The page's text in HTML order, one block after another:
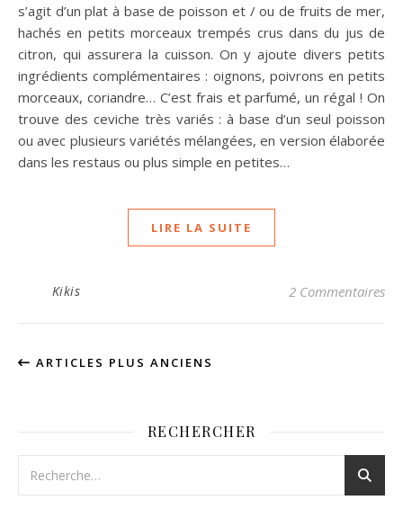
s’agit d’un plat à base de poisson et / ou de fruits de mer,
hachés en petits morceaux trempés crus dans du jus de
citron, qui assurera la cuisson. On y ajoute divers petits
ingrédients complémentaires : oignons, poivrons en petits
morceaux, coriandre… C’est frais et parfumé, un régal ! On
trouve des ceviche très variés : à base d’un seul poisson
ou avec plusieurs variétés mélangées, en version élaborée
dans les restaus ou plus simple en petites…
LIRE LA SUITE
Kikis 2 Commentaires
ARTICLES PLUS ANCIENS
RECHERCHER